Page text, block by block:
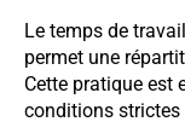
Le temps de
permet une
Cette pratique est
conditions strictes